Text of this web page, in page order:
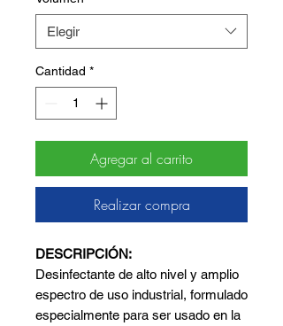
Elegir
Cantidad *
Agregar al carrito
Realizar compra
DESCRIPCIÓN:
Desinfectante de alto nivel y amplio
espectro de uso industrial, formulado
especialmente para ser usado en la